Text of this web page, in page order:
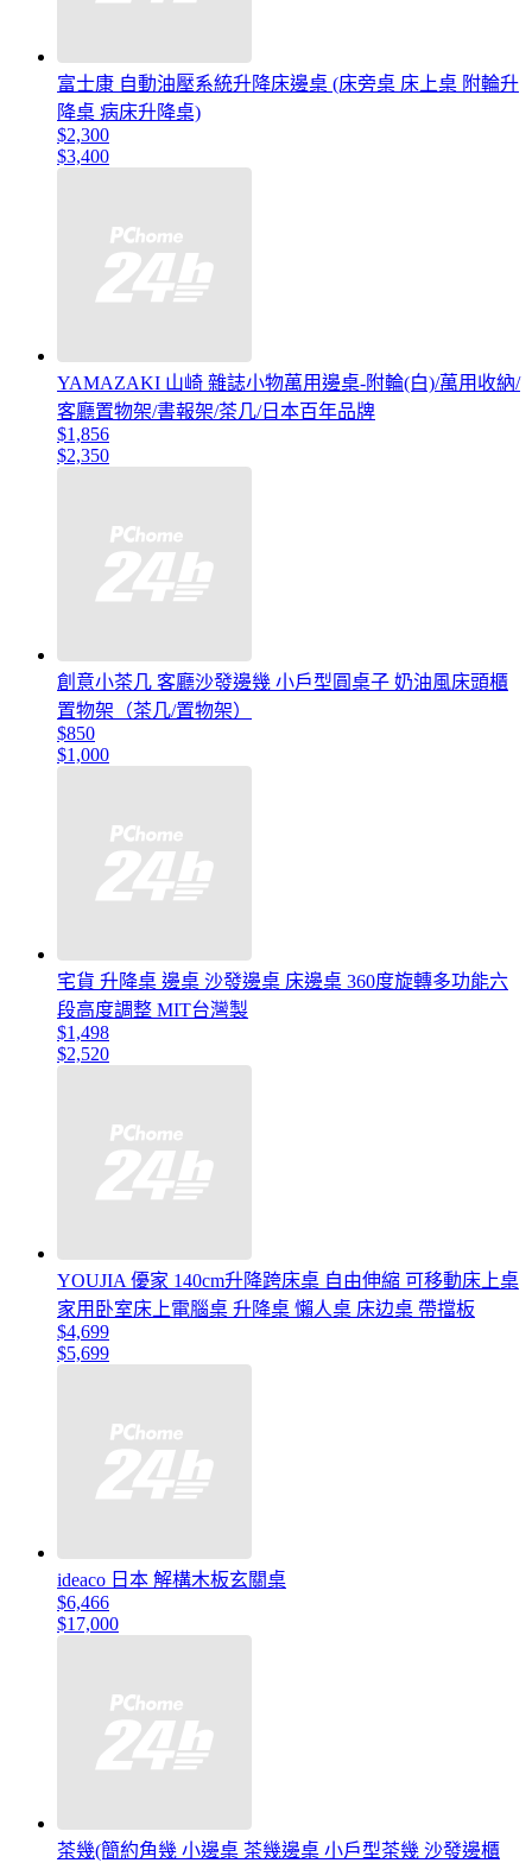
富士康 自動油壓系統升降床邊桌 (床旁桌 床上桌 附輪升
降桌 病床升降桌)
$2,300
$3,400
YAMAZAKI 山崎 雜誌小物萬用邊桌-附輪(白)/萬用收納/
客廳置物架/書報架/茶几/日本百年品牌
$1,856
$2,350
創意小茶几 客廳沙發邊幾 小戶型圓桌子 奶油風床頭櫃
置物架（茶几/置物架）
$850
$1,000
宅貨 升降桌 邊桌 沙發邊桌 床邊桌 360度旋轉多功能六
段高度調整 MIT台灣製
$1,498
$2,520
YOUJIA 優家 140cm升降跨床桌 自由伸縮 可移動床上桌
家用卧室床上電腦桌 升降桌 懶人桌 床边桌 帶擋板
$4,699
$5,699
ideaco 日本 解構木板玄關桌
$6,466
$17,000
茶幾(簡約角幾 小邊桌 茶幾邊桌 小戶型茶幾 沙發邊櫃